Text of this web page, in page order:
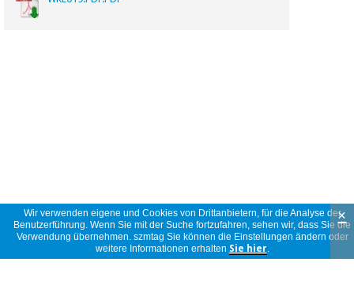
Wir verwenden eigene und Cookies von Drittanbietern, für die Analyse der
Benutzerführung. Wenn Sie mit der Suche fortzufahren, sehen wir, dass Sie die
Verwendung übernehmen. szmtag Sie können die Einstellungen ändern oder
weitere Informationen erhalten Sie hier.
×